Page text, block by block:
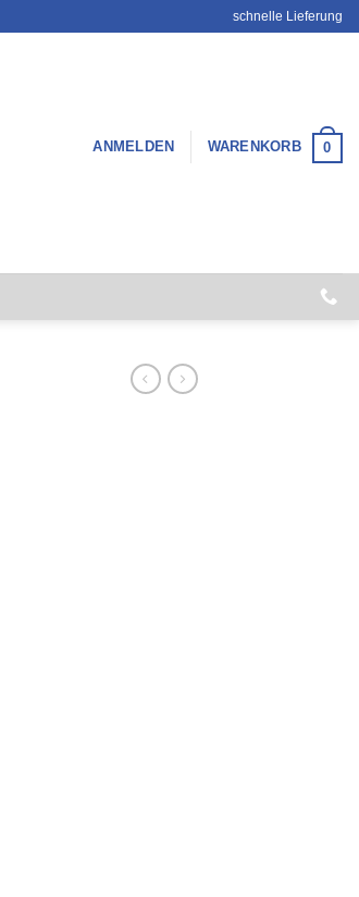
schnelle Lieferung
ANMELDEN WARENKORB 0